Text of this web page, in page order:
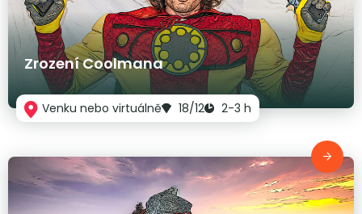
Zrození Coolmana
Venku nebo virtuálně 18/12 2-3 h